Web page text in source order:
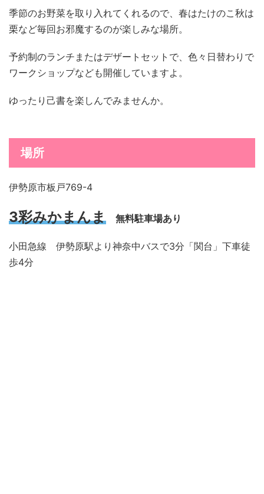
季節のお野菜を取り入れてくれるので、春はたけのこ秋は
栗など毎回お邪魔するのが楽しみな場所。
予約制のランチまたはデザートセットで、色々日替わりで
ワークショップなども開催していますよ。
ゆったり己書を楽しんでみませんか。
場所
伊勢原市板戸769-4
3彩みかまんま 無料駐車場あり
小田急線 伊勢原駅より神奈中バスで3分「関台」下車徒
歩4分